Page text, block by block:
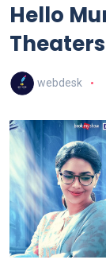
Hello
Theaters
webdesk